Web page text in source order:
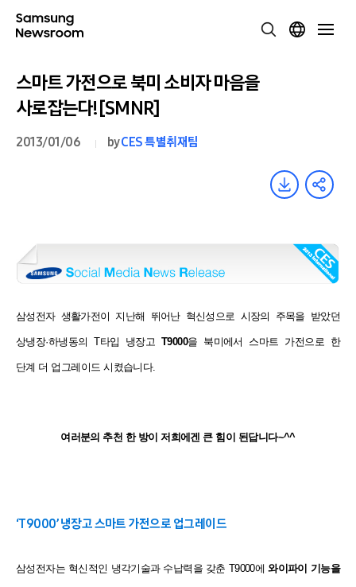
스마트 가전으로 북미 소비자 마음을
사로잡는다![SMNR]
2013/01/06 byCES 특별취재팀
삼성전자 생활가전이 지난해 뛰어난 혁신성으로 시장의 주목을 받았던
상냉장·하냉동의 T타입 냉장고 T9000을 북미에서 스마트 가전으로 한
단계 더 업그레이드 시켰습니다.
여러분의 추천 한 방이 저희에겐 큰 힘이 된답니다~^^
‘T9000’ 냉장고 스마트 가전으로 업그레이드
삼성전자는 혁신적인 냉각기술과 수납력을 갖춘 T9000에와이파이 기능을